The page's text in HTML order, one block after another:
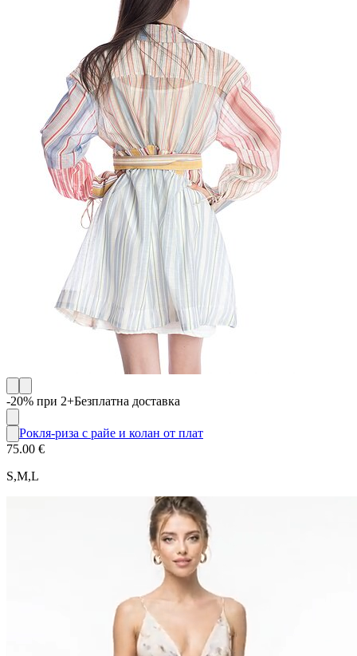
-20% при 2+Безплатна доставка
Рокля-риза с райе и колан от плат
75.00 €
S,M,L